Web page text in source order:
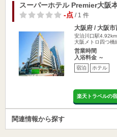
スーパーホテル Premier大阪
-点/ 1 件
大阪府 / 大阪市
安治川口駅4.92km
大阪メトロ四つ橋
営業時間
入浴料金 ～
宿泊 ホテル
楽天トラベルの
関連情報から探す